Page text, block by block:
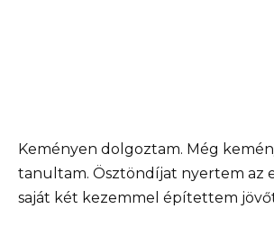
Keményen dolgoztam. Még
tanultam. Ösztöndíjat nyertem az
saját két kezemmel építettem